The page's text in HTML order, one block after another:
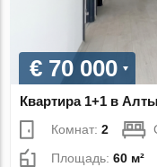
€ 70 000
Квартира 1+1 в
Комнат:2
Площадь:60 м²